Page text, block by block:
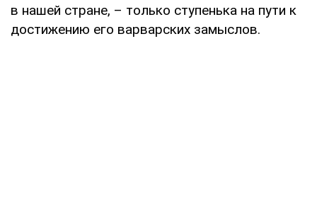
в нашей стране, – только ступенька на пути к
достижению его варварских замыслов.